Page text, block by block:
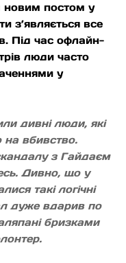
новим постом у
з’являється все
Під час офлайн-
люди часто
у
дивні люди, які
вбивство.
з Гайдаєм
Дивно, що у
такі логічні
дуже вдарив по
бризками